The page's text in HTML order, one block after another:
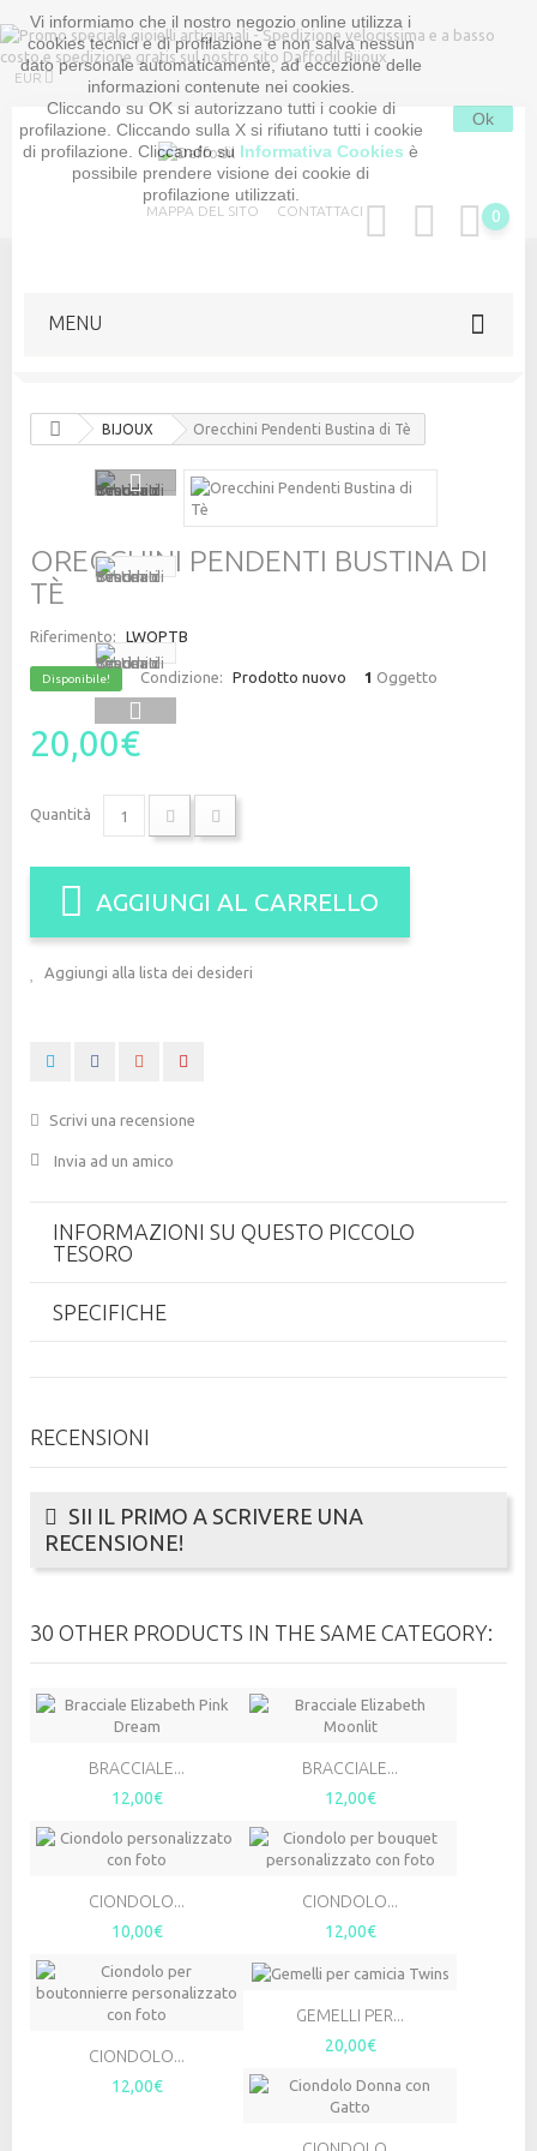
EUR
MENU
0
CONTATTACI
MAPPA DEL SITO
BIJOUX Orecchini Pendenti Bustina di Tè
ORECCHINI PENDENTI BUSTINA DI
TÈ
Riferimento: LWOPTB
Disponibile! Condizione: Prodotto nuovo 1 Oggetto
20,00€
Quantità
AGGIUNGI AL CARRELLO
Aggiungi alla lista dei desideri
Scrivi una recensione
Invia ad un amico
INFORMAZIONI SU QUESTO PICCOLO
TESORO
SPECIFICHE
RECENSIONI
SII IL PRIMO A SCRIVERE UNA
RECENSIONE!
30 OTHER PRODUCTS IN THE SAME CATEGORY:
BRACCIALE...
12,00€
BRACCIALE...
12,00€
CIONDOLO...
10,00€
CIONDOLO...
12,00€
CIONDOLO...
12,00€
GEMELLI PER...
20,00€
Vi informiamo che il nostro negozio online utilizza i
cookies tecnici e di profilazione e non salva nessun
dato personale automaticamente, ad eccezione delle
informazioni contenute nei cookies.
Cliccando su OK si autorizzano tutti i cookie di
profilazione. Cliccando sulla X si rifiutano tutti i cookie
di profilazione. Cliccando su Informativa Cookies è
possibile prendere visione dei cookie di
profilazione utilizzati.
Ok